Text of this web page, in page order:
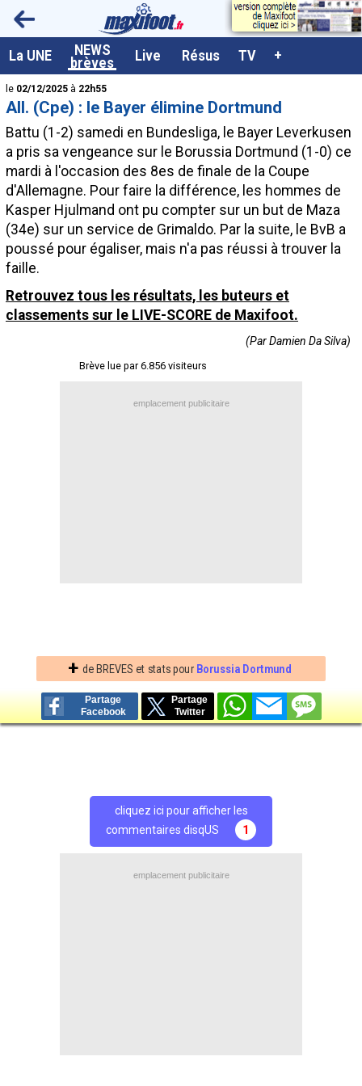
La UNE NEWS
brèves Live Résus TV +
<
le 02/12/2025 à 22h55
All. (Cpe) : le Bayer élimine Dortmund
Battu (1-2) samedi en Bundesliga, le Bayer Leverkusen
a pris sa vengeance sur le Borussia Dortmund (1-0) ce
mardi à l'occasion des 8es de finale de la Coupe
d'Allemagne. Pour faire la différence, les hommes de
Kasper Hjulmand ont pu compter sur un but de Maza
(34e) sur un service de Grimaldo. Par la suite, le BvB a
poussé pour égaliser, mais n'a pas réussi à trouver la
faille.
Retrouvez tous les résultats, les buteurs et
classements sur le LIVE-SCORE de Maxifoot.
(Par Damien Da Silva)
Brève lue par 6.856 visiteurs
emplacement publicitaire
+ de BREVES et stats pour Borussia Dortmund
Partage
Facebook
Partage
Twitter
cliquez ici pour afficher les
commentaires disqUS
1
emplacement publicitaire
A la UNE
Dernières brèves
Live / Matchs en direct
Résultats et Classements
Class. buteurs européens
Programme TV foot
Vidéos
Sondages
Tableau transferts L1
Taille de la police